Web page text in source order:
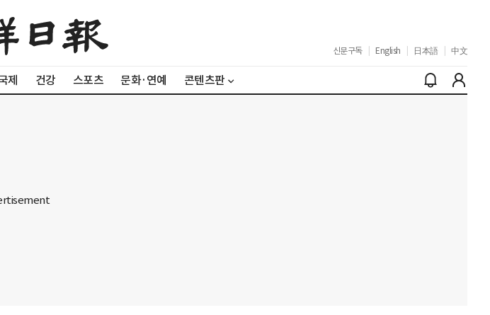
신문구독 English 日本語 中文
제 건강 스포츠 문화·연예 콘텐츠판